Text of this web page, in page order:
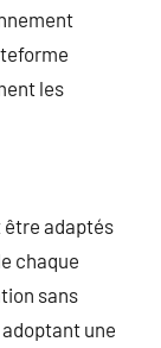
les
être adaptés
chaque
sans
une